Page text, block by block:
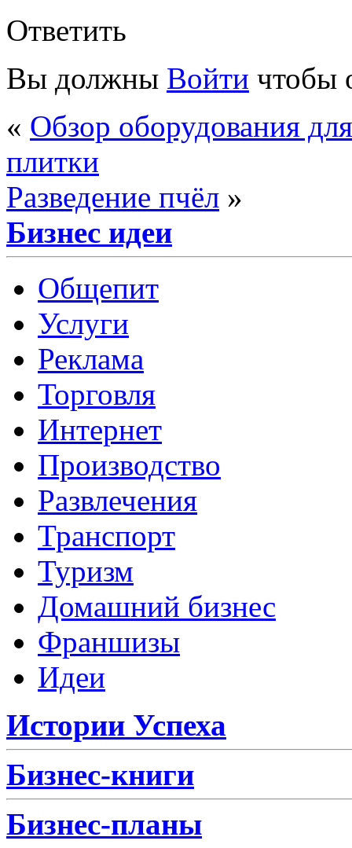
Ответить
Вы должны Войти чтобы
« Обзор оборудования
плитки
Разведение пчёл »
Бизнес идеи
Общепит
Услуги
Реклама
Торговля
Интернет
Производство
Развлечения
Транспорт
Туризм
Домашний бизнес
Франшизы
Идеи
Истории Успеха
Бизнес-книги
Бизнес-планы